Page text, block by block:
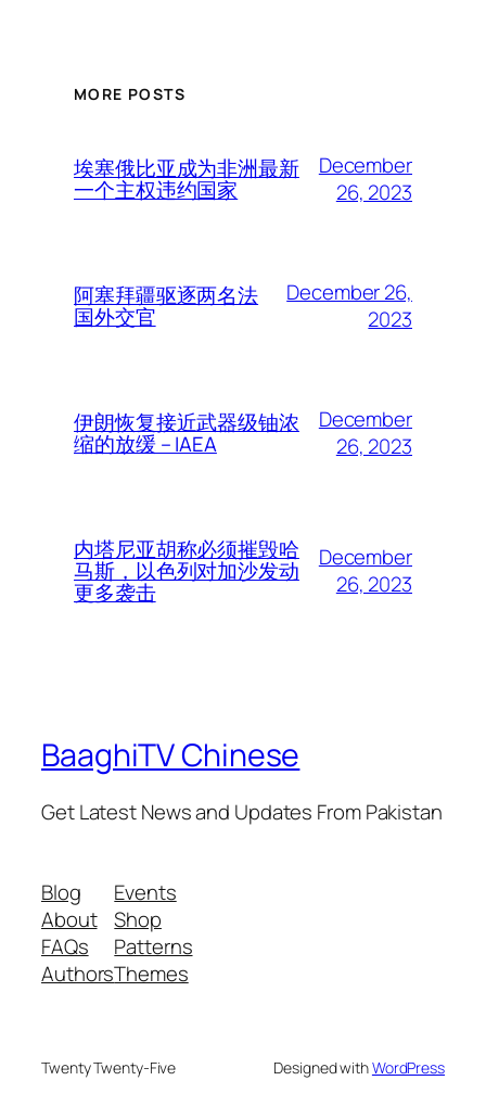
MORE POSTS
埃塞俄比亚成为非洲最新
一个主权违约国家
December
26, 2023
阿塞拜疆驱逐两名法
国外交官
December 26,
2023
伊朗恢复接近武器级铀浓
缩的放缓 – IAEA
December
26, 2023
内塔尼亚胡称必须摧毁哈
马斯，以色列对加沙发动
更多袭击
December
26, 2023
BaaghiTV Chinese
Get Latest News and Updates From Pakistan
Blog
About
FAQs
Authors
Events
Shop
Patterns
Themes
Twenty Twenty-Five Designed withWordPress